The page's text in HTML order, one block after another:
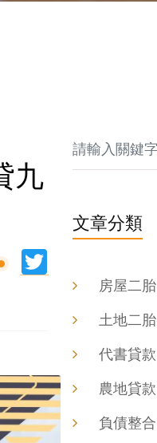
九
文章分類
房屋二胎
土地二胎
代書貸款
農地貸款
負債整合